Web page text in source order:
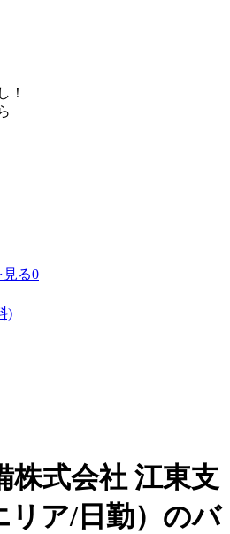
！
る0
)
株式会社 江東支
リア/日勤）のバ